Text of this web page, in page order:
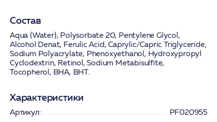
Состав
Aqua (Water), Polysorbate 20, Pentylene Glycol,
Alcohol Denat, Ferulic Acid, Caprylic/Capric Triglyceride,
Sodium Polyacrylate, Phenoxyethanol, Hydroxypropyl
Cyclodextrin, Retinol, Sodium Metabisulfite,
Tocopherol, BHA, BHT.
Характеристики
Артикул:
PF020955